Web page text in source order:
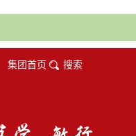
集团首页 搜索